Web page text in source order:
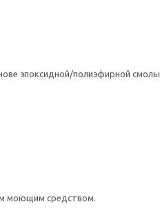
эпоксидной/полиэфирной смолы
моющим средством.